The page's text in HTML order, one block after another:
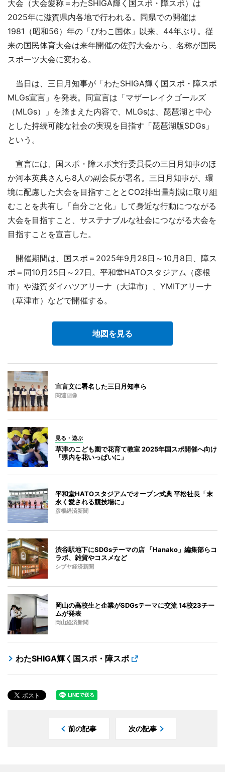
大会（大会愛称＝わたSHIGA輝く国スポ・障スポ）は
2025年に滋賀県内各地で行われる。同県での開催は
1981（昭和56）年の「びわこ国体」以来、44年ぶり。従
来の国民体育大会は来年開催の佐賀大会から、名称が国民
スポーツ大会に変わる。
当日は、三日月知事が「わたSHIGA輝く国スポ・障スポ
MLGs宣言」を発表。同宣言は「マザーレイクゴールズ
（MLGs）」を踏まえた内容で、MLGsは、琵琶湖と中心
とした持続可能な社会の実現を目指す「琵琶湖版SDGs」
という。
宣言には、国スポ・障スポ実行委員長の三日月知事のほ
か河本英典さんら8人の副会長が署名。三日月知事が、環
境に配慮した大会を目指すこととCO2排出量削減に取り組
むことを共有し「自分ごと化」して身近な行動につながる
大会を目指すこと、サステナブルな社会につながる大会を
目指すことを宣言した。
開催期間は、国スポ＝2025年9月28日～10月8日、障ス
ポ＝同10月25日～27日。平和堂HATOスタジアム（彦根
市）や滋賀ダイハツアリーナ（大津市）、YMITアリーナ
（草津市）などで開催する。
地図を見る
宣言文に署名した三日月知事ら
関連画像
見る・遊ぶ
草津のこども園で花育て教室 2025年国スポ開催へ向け
「県内を花いっぱいに」
平和堂HATOスタジアムでオープン式典 平松社長「末
永く愛される競技場に」
彦根経済新聞
渋谷駅地下にSDGsテーマの店 「Hanako」編集部らコ
ラボ、雑貨やコスメなど
シブヤ経済新聞
岡山の高校生と企業がSDGsテーマに交流 14校23チー
ムが発表
岡山経済新聞
わたSHIGA輝く国スポ・障スポ
前の記事 次の記事